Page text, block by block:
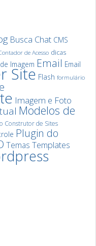
Busca Chat CMS
de Acesso dicas
Imagem Email Email
Site Flash formulário
Imagem e Foto
Modelos de
Construtor de Sites
Plugin do
Temas Templates